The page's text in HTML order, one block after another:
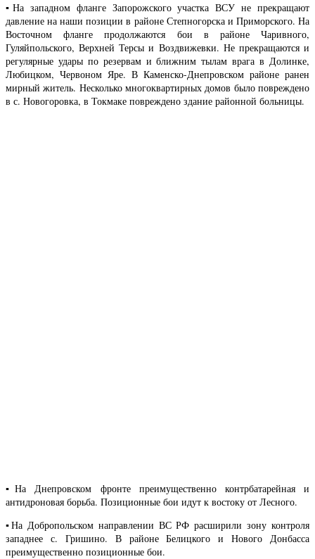
▪️На западном фланге Запорожского участка ВСУ не прекращают
давление на наши позиции в районе Степногорска и Приморского. На
Восточном фланге продолжаются бои в районе Чаривного,
Гуляйпольского, Верхней Терсы и Воздвижевки. Не прекращаются и
регулярные удары по резервам и ближним тылам врага в Долинке,
Любицком, Червоном Яре. В Каменско-Днепровском районе ранен
мирный житель. Несколько многоквартирных домов было повреждено
в с. Новогоровка, в Токмаке повреждено здание районной больницы.
▪️На Днепровском фронте преимущественно контрбатарейная и
антидроновая борьба. Позиционные бои идут к востоку от Лесного.
▪️На Добропольском направлении ВС РФ расширили зону контроля
западнее с. Гришино. В районе Белицкого и Нового Донбасса
преимущественно позиционные бои.